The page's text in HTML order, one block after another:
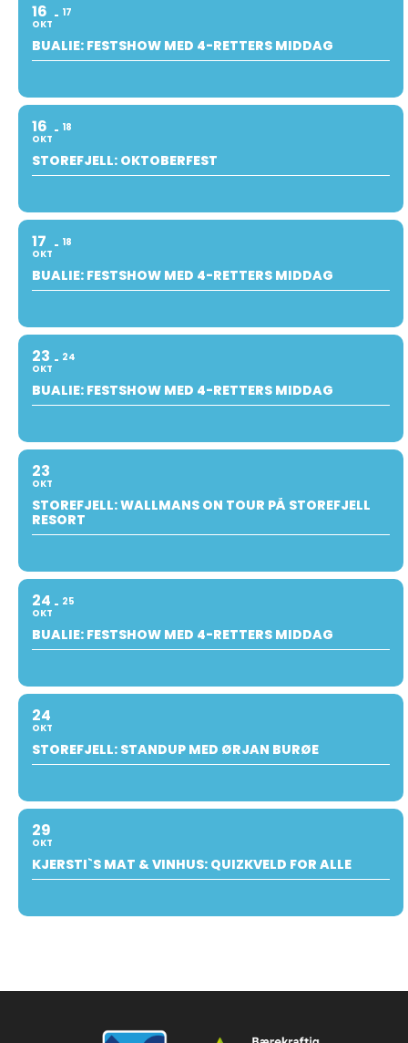
16
OKT
17
BUALIE: FESTSHOW MED 4-RETTERS MIDDAG
16
OKT
18
STOREFJELL: OKTOBERFEST
17
OKT
18
BUALIE: FESTSHOW MED 4-RETTERS MIDDAG
23
OKT
24
BUALIE: FESTSHOW MED 4-RETTERS MIDDAG
23
OKT
STOREFJELL: WALLMANS ON TOUR PÅ STOREFJELL
RESORT
24
OKT
25
BUALIE: FESTSHOW MED 4-RETTERS MIDDAG
24
OKT
STOREFJELL: STANDUP MED ØRJAN BURØE
29
OKT
KJERSTI`S MAT & VINHUS: QUIZKVELD FOR ALLE